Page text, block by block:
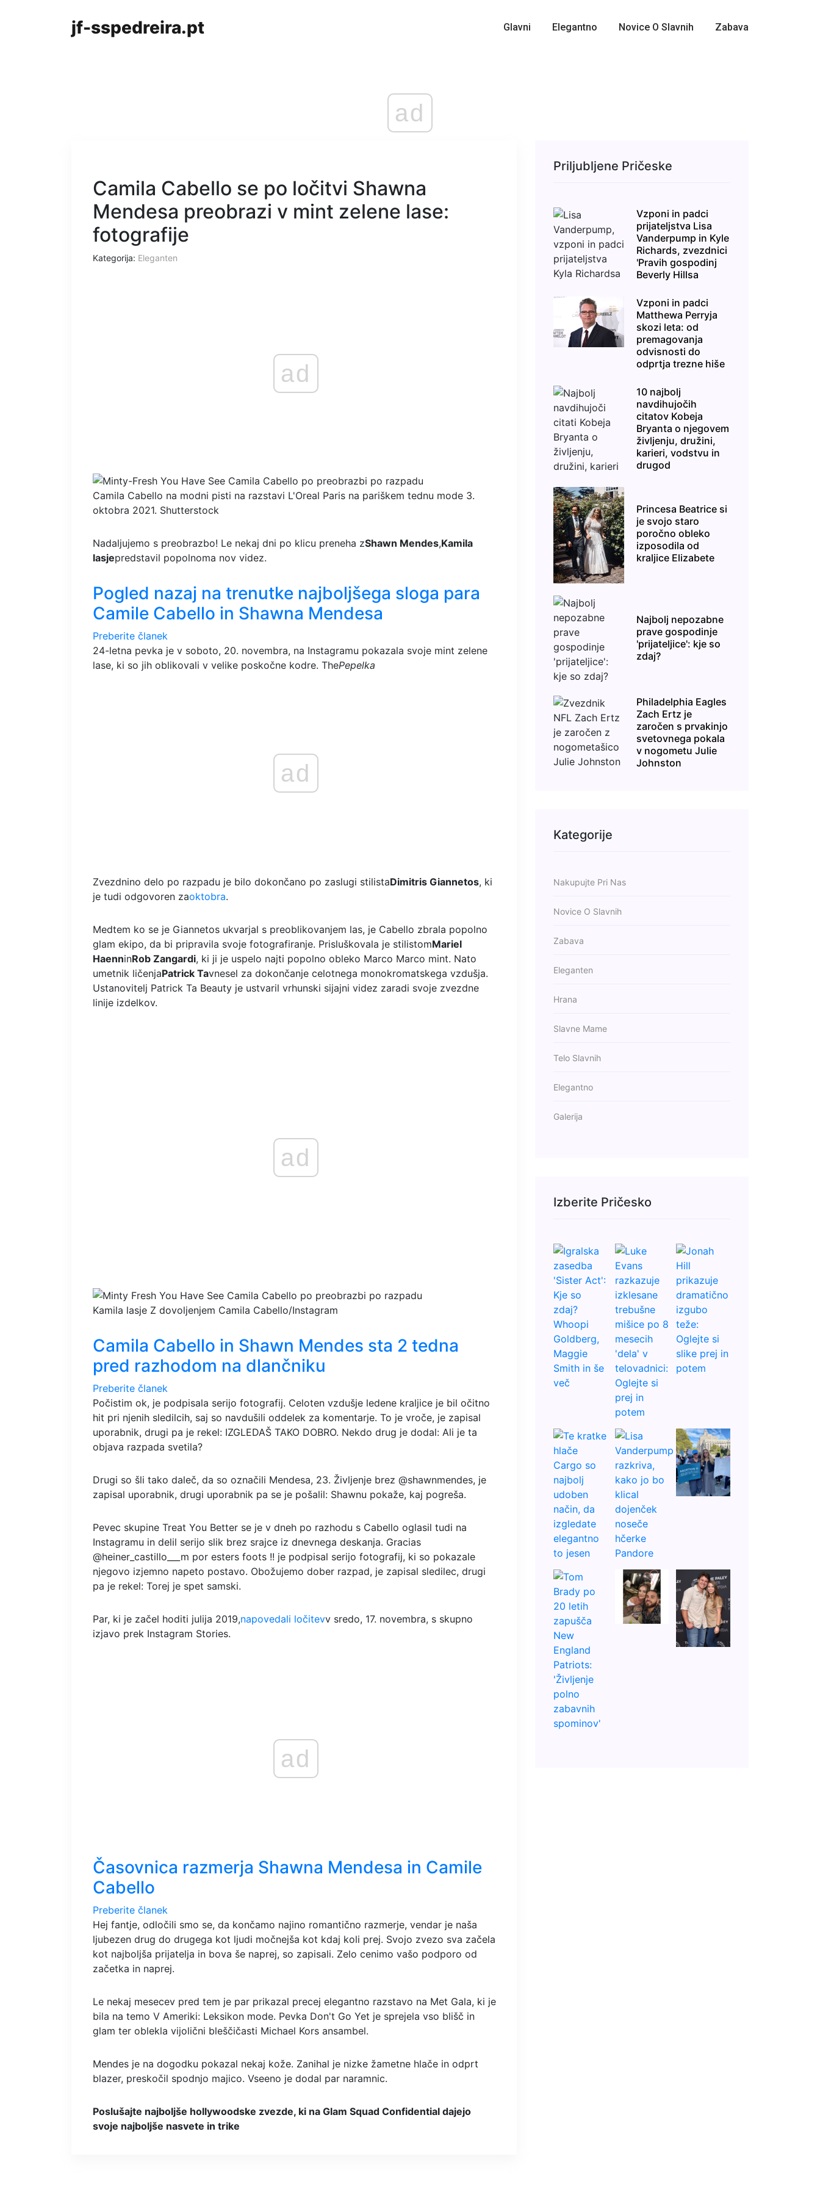
jf-sspedreira.pt Glavni Elegantno Novice O Slavnih Zabava
ad
Camila Cabello se po ločitvi Shawna
Mendesa preobrazi v mint zelene lase:
fotografije
Kategorija: Eleganten
ad
Camila Cabello na modni pisti na razstavi L'Oreal Paris na pariškem tednu mode 3.
oktobra 2021. Shutterstock
Nadaljujemo s preobrazbo! Le nekaj dni po klicu preneha zShawn Mendes,Kamila
lasjepredstavil popolnoma nov videz.
Pogled nazaj na trenutke najboljšega sloga para
Camile Cabello in Shawna Mendesa
Preberite članek
24-letna pevka je v soboto, 20. novembra, na Instagramu pokazala svoje mint zelene
lase, ki so jih oblikovali v velike poskočne kodre. ThePepelka
ad
Zvezdnino delo po razpadu je bilo dokončano po zaslugi stilistaDimitris Giannetos, ki
je tudi odgovoren zaoktobra.
Medtem ko se je Giannetos ukvarjal s preoblikovanjem las, je Cabello zbrala popolno
glam ekipo, da bi pripravila svoje fotografiranje. Prisluškovala je stilistomMariel
HaenninRob Zangardi, ki ji je uspelo najti popolno obleko Marco Marco mint. Nato
umetnik ličenjaPatrick Tavnesel za dokončanje celotnega monokromatskega vzdušja.
Ustanovitelj Patrick Ta Beauty je ustvaril vrhunski sijajni videz zaradi svoje zvezdne
linije izdelkov.
ad
Kamila lasje Z dovoljenjem Camila Cabello/Instagram
Camila Cabello in Shawn Mendes sta 2 tedna
pred razhodom na dlančniku
Preberite članek
Počistim ok, je podpisala serijo fotografij. Celoten vzdušje ledene kraljice je bil očitno
hit pri njenih sledilcih, saj so navdušili oddelek za komentarje. To je vroče, je zapisal
uporabnik, drugi pa je rekel: IZGLEDAŠ TAKO DOBRO. Nekdo drug je dodal: Ali je ta
objava razpada svetila?
Drugi so šli tako daleč, da so označili Mendesa, 23. Življenje brez @shawnmendes, je
zapisal uporabnik, drugi uporabnik pa se je pošalil: Shawnu pokaže, kaj pogreša.
Pevec skupine Treat You Better se je v dneh po razhodu s Cabello oglasil tudi na
Instagramu in delil serijo slik brez srajce iz dnevnega deskanja. Gracias
@heiner_castillo___m por esters foots !! je podpisal serijo fotografij, ki so pokazale
njegovo izjemno napeto postavo. Obožujemo dober razpad, je zapisal sledilec, drugi
pa je rekel: Torej je spet samski.
Par, ki je začel hoditi julija 2019,napovedali ločitevv sredo, 17. novembra, s skupno
izjavo prek Instagram Stories.
ad
Časovnica razmerja Shawna Mendesa in Camile
Cabello
Preberite članek
Hej fantje, odločili smo se, da končamo najino romantično razmerje, vendar je naša
ljubezen drug do drugega kot ljudi močnejša kot kdaj koli prej. Svojo zvezo sva začela
kot najboljša prijatelja in bova še naprej, so zapisali. Zelo cenimo vašo podporo od
začetka in naprej.
Le nekaj mesecev pred tem je par prikazal precej elegantno razstavo na Met Gala, ki je
bila na temo V Ameriki: Leksikon mode. Pevka Don't Go Yet je sprejela vso blišč in
glam ter oblekla vijolični bleščičasti Michael Kors ansambel.
Mendes je na dogodku pokazal nekaj kože. Zanihal je nizke žametne hlače in odprt
blazer, preskočil spodnjo majico. Vseeno je dodal par naramnic.
Poslušajte najboljše hollywoodske zvezde, ki na Glam Squad Confidential dajejo
svoje najboljše nasvete in trike
Priljubljene Pričeske
Vzponi in padci
prijateljstva Lisa
Vanderpump in Kyle
Richards, zvezdnici
'Pravih gospodinj
Beverly Hillsa
Vzponi in padci
Matthewa Perryja
skozi leta: od
premagovanja
odvisnosti do
odprtja trezne hiše
10 najbolj
navdihujočih
citatov Kobeja
Bryanta o njegovem
življenju, družini,
karieri, vodstvu in
drugod
Princesa Beatrice si
je svojo staro
poročno obleko
izposodila od
kraljice Elizabete
Najbolj nepozabne
prave gospodinje
'prijateljice': kje so
zdaj?
Philadelphia Eagles
Zach Ertz je
zaročen s prvakinjo
svetovnega pokala
v nogometu Julie
Johnston
Kategorije
Nakupujte Pri Nas
Novice O Slavnih
Zabava
Eleganten
Hrana
Slavne Mame
Telo Slavnih
Elegantno
Galerija
Izberite Pričesko